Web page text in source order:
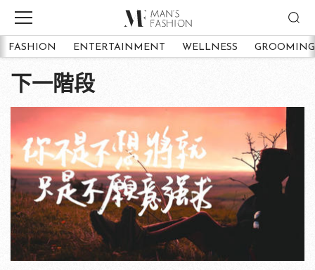
FASHION ENTERTAINMENT WELLNESS GROOMING
下一階段